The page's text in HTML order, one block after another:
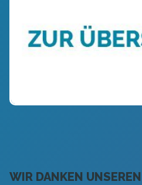
WIR DANKEN